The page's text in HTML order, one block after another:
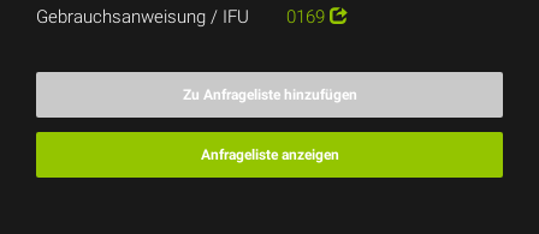
Gebrauchsanweisung / IFU
0169
Zu Anfrageliste hinzufügen
Anfrageliste anzeigen